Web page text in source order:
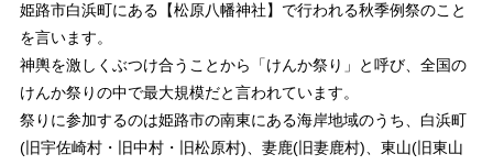
姫路市白浜町にある【松原八幡神社】で行われる秋季例祭のこと
を言います。
神輿を激しくぶつけ合うことから「けんか祭り」と呼び、全国の
けんか祭りの中で最大規模だと言われています。
祭りに参加するのは姫路市の南東にある海岸地域のうち、白浜町
(旧宇佐崎村・旧中村・旧松原村)、妻鹿(旧妻鹿村)、東山(旧東山